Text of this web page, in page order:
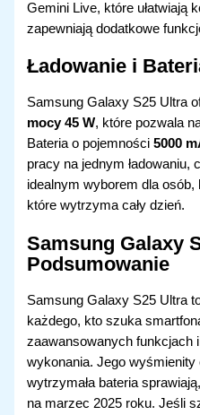
Gemini Live, które ułatwiają
zapewniają dodatkowe
Ładowanie i
Samsung Galaxy S25 Ultra
mocy 45 W, które pozwala
Bateria o pojemności5000
pracy na jednym ładowaniu,
idealnym wyborem dla
które wytrzyma cały dzień.
Samsung Galaxy
Podsumowanie
Samsung Galaxy S25 Ultra
każdego, kto szuka
zaawansowanych funkcjach
wykonania. Jego
wytrzymała bateria
na marzec 2025 roku. Jeśli